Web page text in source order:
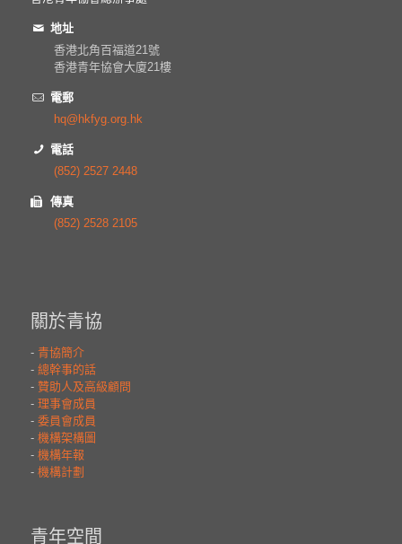
地址
香港北角百福道21號
香港青年協會大廈21樓
電郵
hq@hkfyg.org.hk
電話
(852) 2527 2448
傳真
(852) 2528 2105